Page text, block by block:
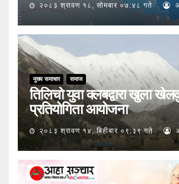
२०८३ श्रावण १८, सोमबार ०७:४८ गते
मुख्य समाचार समाज
तिलिचो युवा क्लबद्वारा खुला
प्रतियोगिता आयोजना
२०८३ श्रावण १४, बिहीबार ०९:३९ गते